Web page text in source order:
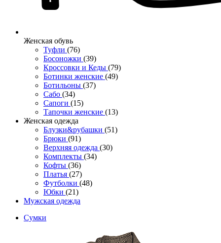
Женcкая обувь
Туфли (76)
Босоножки (39)
Кроссовки и Кеды (79)
Ботинки женские (49)
Ботильоны (37)
Сабо (34)
Сапоги (15)
Тапочки женские (13)
Женская одежда
Блузки&рубашки (51)
Брюки (91)
Верхняя одежда (30)
Комплекты (34)
Кофты (36)
Платья (27)
Футболки (48)
Юбки (21)
Мужская одежда
Сумки